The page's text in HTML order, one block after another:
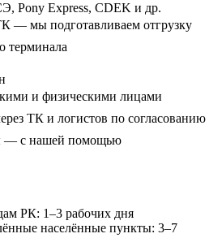
Pony Express, CDEK и др.
— мы подготавливаем отгрузку
терминала
и физическими лицами
ТК и логистов по согласованию
с нашей помощью
РК: 1–3 рабочих дня
населённые пункты: 3–7